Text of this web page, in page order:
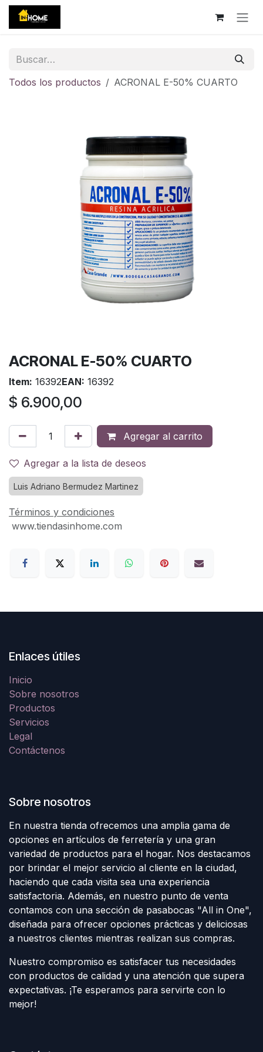
Ir al contenido
Todos los productos ACRONAL E-50% CUARTO
ACRONAL E-50% CUARTO
Item: 16392EAN: 16392
$ 6.900,00
Agregar al carrito
Agregar a la lista de deseos
Luis Adriano Bermudez Martinez
Términos y condiciones
www.tiendasinhome.com
Enlaces útiles
Inicio
Sobre nosotros
Productos
Servicios
Legal
Contáctenos
Sobre nosotros
En nuestra tienda ofrecemos una amplia gama de
opciones en artículos de ferretería y una gran
variedad de productos para el hogar. Nos destacamos
por brindar el mejor servicio al cliente en la ciudad,
haciendo que cada visita sea una experiencia
satisfactoria. Además, en nuestro punto de venta
contamos con una sección de pasabocas "All in One",
diseñada para ofrecer opciones prácticas y deliciosas
a nuestros clientes mientras realizan sus compras.
Nuestro compromiso es satisfacer tus necesidades
con productos de calidad y una atención que supera
expectativas. ¡Te esperamos para servirte con lo
mejor!